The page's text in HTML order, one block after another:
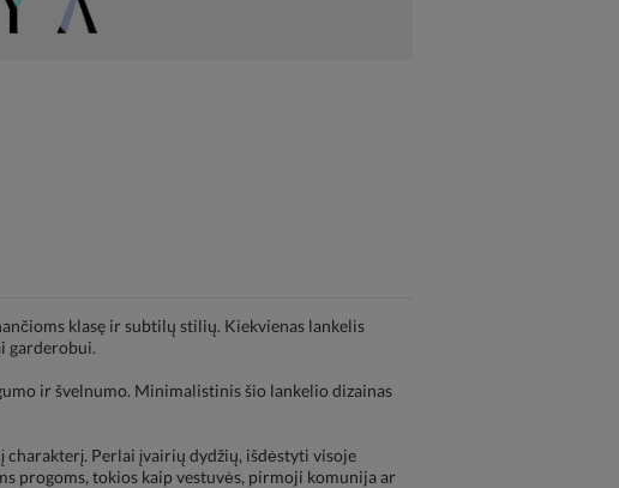
klasę ir subtilų stilių. Kiekvienas lankelis
garderobui.
ir švelnumo. Minimalistinis šio lankelio dizainas
Perlai įvairių dydžių, išdėstyti visoje
progoms, tokios kaip vestuvės, pirmoji komunija ar